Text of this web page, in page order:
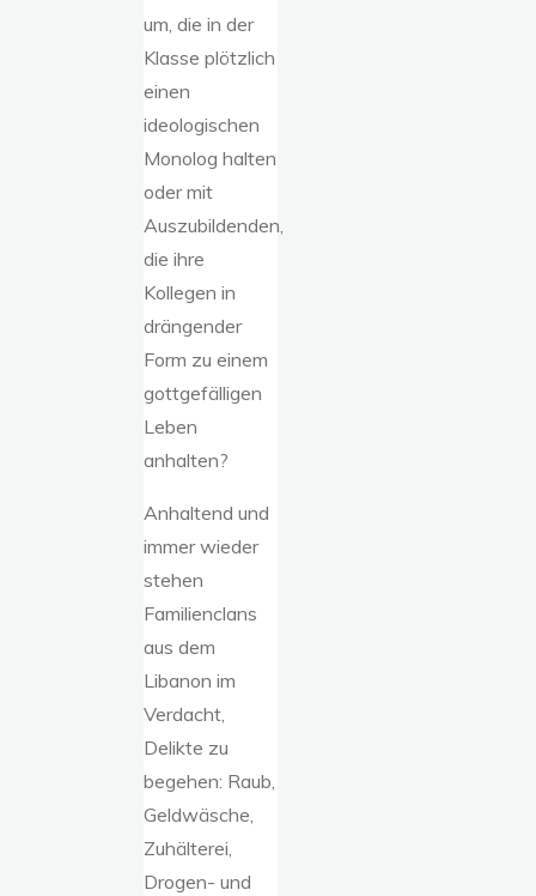
um, die in der
Klasse plötzlich
einen
ideologischen
Monolog halten
oder mit
Auszubildenden,
die ihre
Kollegen in
drängender
Form zu einem
gottgefälligen
Leben
anhalten?
Anhaltend und
immer wieder
stehen
Familienclans
aus dem
Libanon im
Verdacht,
Delikte zu
begehen: Raub,
Geldwäsche,
Zuhälterei,
Drogen- und